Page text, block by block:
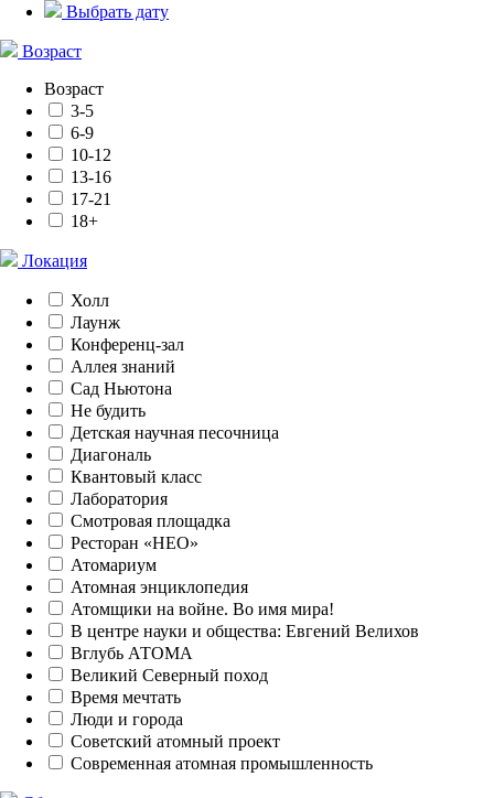
Выбрать дату
Возраст
Возраст
3-5
6-9
10-12
13-16
17-21
18+
Локация
Холл
Лаунж
Конференц-зал
Аллея знаний
Сад Ньютона
Не будить
Детская научная песочница
Диагональ
Квантовый класс
Лаборатория
Смотровая площадка
Ресторан «НЕО»
Атомариум
Атомная энциклопедия
Атомщики на войне. Во имя мира!
В центре науки и общества: Евгений Велихов
Вглубь АТОМА
Великий Северный поход
Время мечтать
Люди и города
Советский атомный проект
Современная атомная промышленность